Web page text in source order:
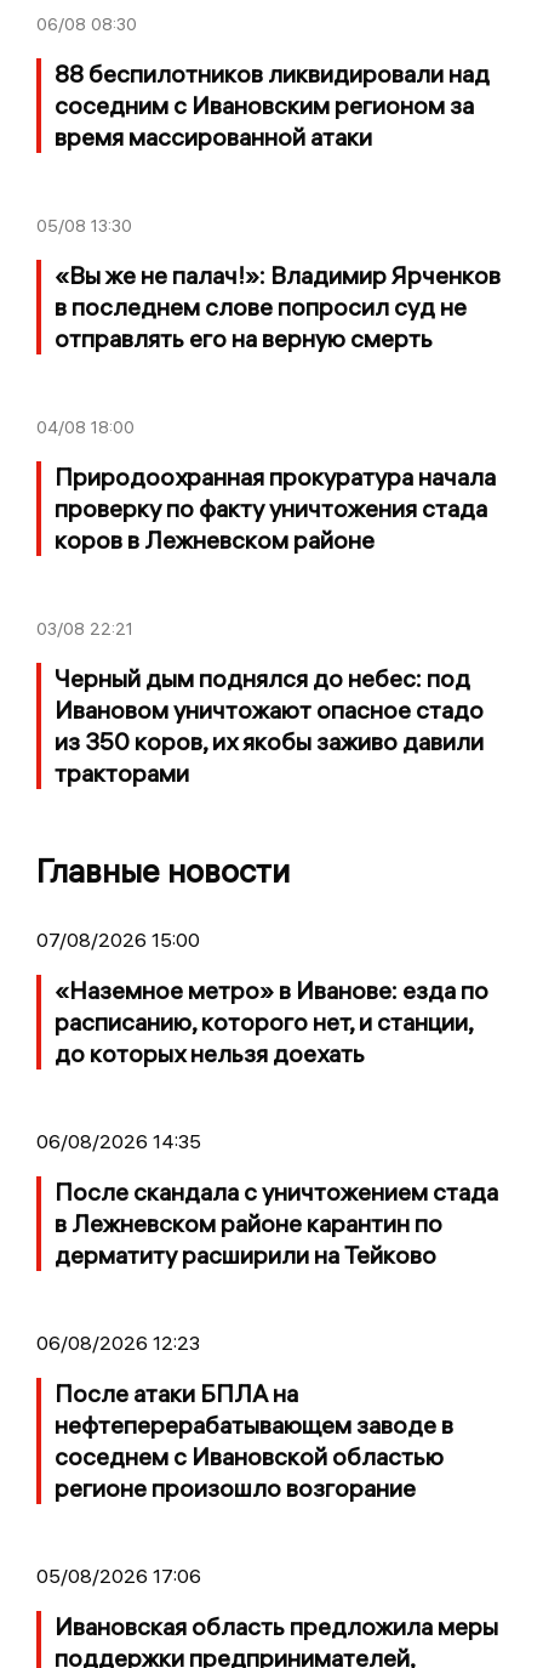
06/08 08:30
88 беспилотников ликвидировали над
соседним с Ивановским регионом за
время массированной атаки
05/08 13:30
«Вы же не палач!»: Владимир Ярченков
в последнем слове попросил суд не
отправлять его на верную смерть
04/08 18:00
Природоохранная прокуратура начала
проверку по факту уничтожения стада
коров в Лежневском районе
03/08 22:21
Черный дым поднялся до небес: под
Ивановом уничтожают опасное стадо
из 350 коров, их якобы заживо давили
тракторами
Главные новости
07/08/2026 15:00
«Наземное метро» в Иванове: езда по
расписанию, которого нет, и станции,
до которых нельзя доехать
06/08/2026 14:35
После скандала с уничтожением стада
в Лежневском районе карантин по
дерматиту расширили на Тейково
06/08/2026 12:23
После атаки БПЛА на
нефтеперерабатывающем заводе в
соседнем с Ивановской областью
регионе произошло возгорание
05/08/2026 17:06
Ивановская область предложила меры
поддержки предпринимателей,